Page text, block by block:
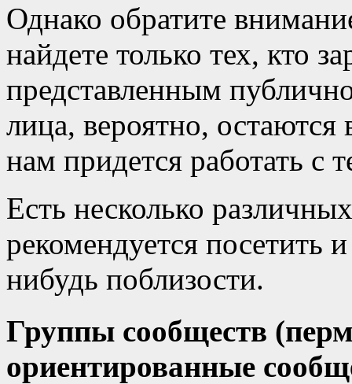
Однако обратите
найдете только тех, кто
представленным
лица, вероятно,
нам придется работать с
Есть несколько
рекомендуется посетить
нибудь поблизости.
Группы сообществ
ориентированные